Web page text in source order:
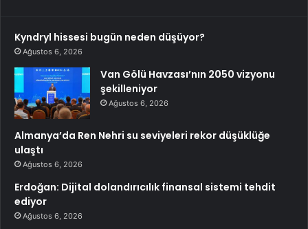
Kyndryl hissesi bugün neden düşüyor?
Ağustos 6, 2026
Van Gölü Havzası’nın 2050 vizyonu
şekilleniyor
Ağustos 6, 2026
Almanya’da Ren Nehri su seviyeleri rekor düşüklüğe
ulaştı
Ağustos 6, 2026
Erdoğan: Dijital dolandırıcılık finansal sistemi tehdit
ediyor
Ağustos 6, 2026